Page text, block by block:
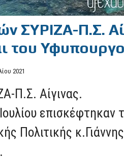
ΣΥΡΙΖΑ-Π.Σ.
του
2021
Π.Σ. Αίγινας.
επισκέφτηκαν
Πολιτικής